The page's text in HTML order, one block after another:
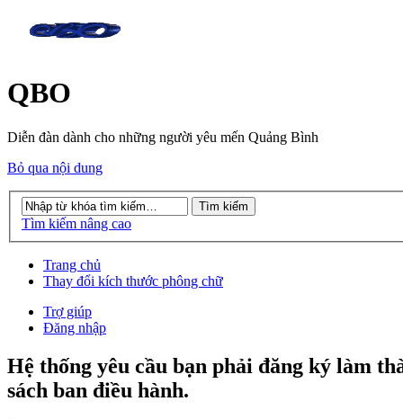
QBO
Diễn đàn dành cho những người yêu mến Quảng Bình
Bỏ qua nội dung
Tìm kiếm nâng cao
Trang chủ
Thay đổi kích thước phông chữ
Trợ giúp
Đăng nhập
Hệ thống yêu cầu bạn phải đăng ký làm
sách ban điều hành.